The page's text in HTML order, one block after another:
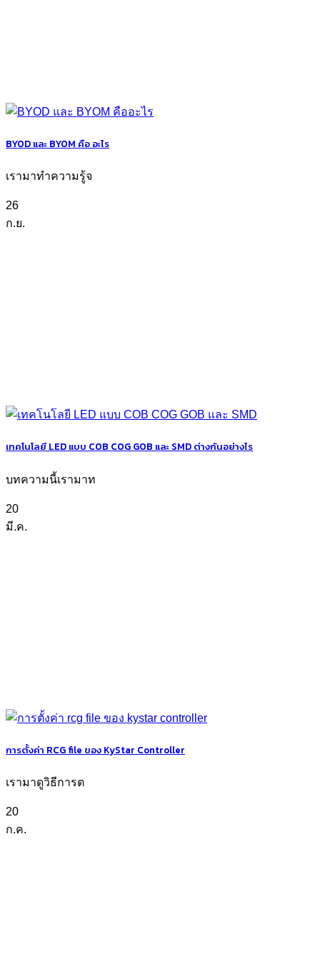
BYOD และ BYOM คือ อะไร
เรามาทำความรู้จ
26
ก.ย.
เทคโนโลยี LED แบบ COB COG GOB และ SMD ต่างกันอย่างไร
บทความนี้เรามาท
20
มี.ค.
การตั้งค่า RCG file ของ KyStar Controller
เรามาดูวิธีการต
20
ก.ค.